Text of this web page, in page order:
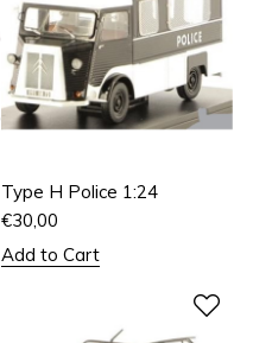
Type H Police 1:24
€30,00
Add to Cart